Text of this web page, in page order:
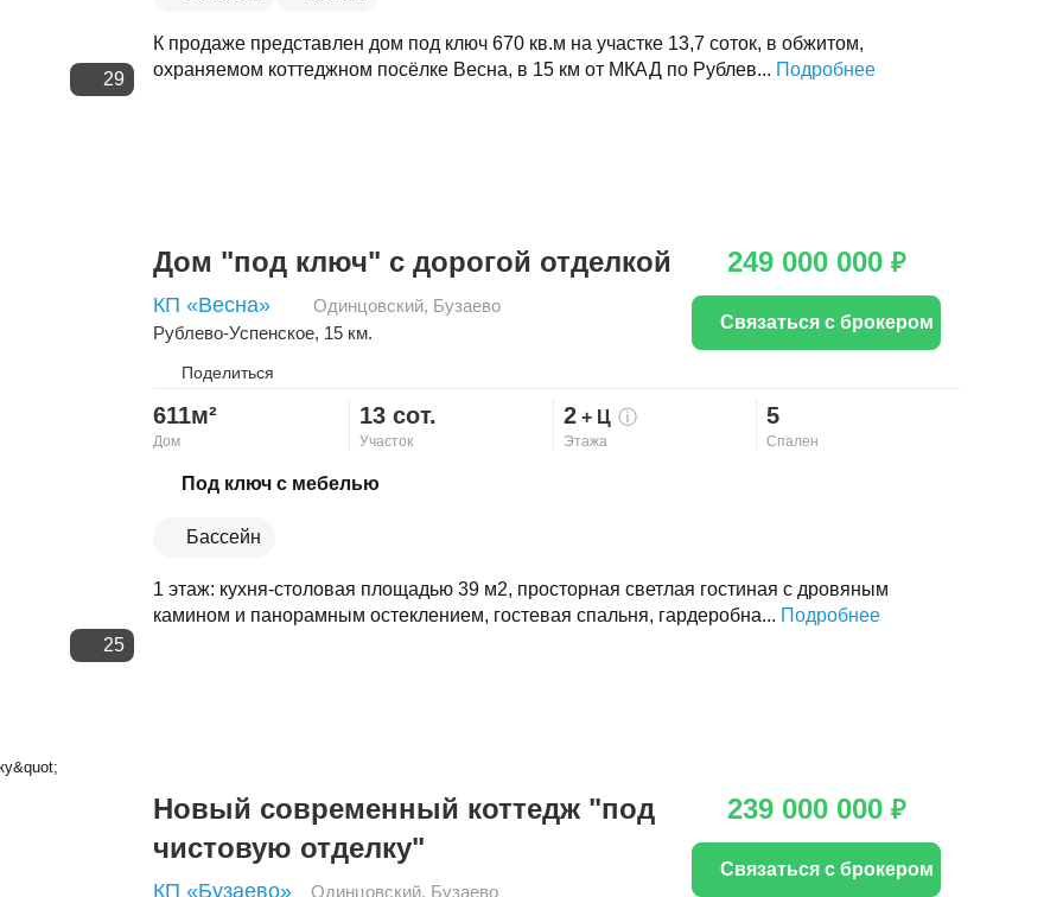
29
К продаже представлен дом под ключ 670 кв.м на участке 13,7 соток, в обжитом,
охраняемом коттеджном посёлке Весна, в 15 км от МКАД по Рублев... Подробнее
25
Дом "под ключ" с дорогой отделкой
КП «Весна» Одинцовский, Бузаево
Рублево-Успенское, 15 км.
Поделиться
Скопировать ссылку
611м²
Дом
13 сот.
Участок
2+ Ц ⓘ
Этажа
5
Спален
Под ключ с мебелью
Бассейн
1 этаж: кухня-столовая площадью 39 м2, просторная светлая гостиная с дровяным
камином и панорамным остеклением, гостевая спальня, гардеробна... Подробнее
249 000 000 ₽
Связаться с брокером
Новый современный коттедж "под
чистовую отделку"
КП «Бузаево» Одинцовский, Бузаево
239 000 000 ₽
Связаться с брокером